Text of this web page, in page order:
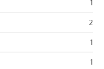
1
2
1
1